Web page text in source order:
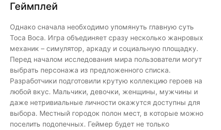
Геймплей
Однако сначала необходимо упомянуть главную суть
Toca Boca. Игра объединяет сразу несколько жанровых
механик – симулятор, аркаду и социальную площадку.
Перед началом исследования мира пользователи могут
выбрать персонажа из предложенного списка.
Разработчики подготовили крутую коллекцию героев на
любой вкус. Мальчики, девочки, женщины, мужчины и
даже нетривиальные личности окажутся доступны для
выбора. Местный городок полон мест, в которые можно
поселить подопечных. Геймер будет не только